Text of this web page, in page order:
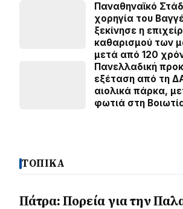
Παναθηναϊκό
χορηγία του
ξεκίνησε η
καθαρισμού των
μετά από 120
Πανελλαδική
εξέταση από τη
αιολικά πάρκα,
φωτιά στη
ΤΟΠΙΚΑ
Πάτρα: Πορεία για την